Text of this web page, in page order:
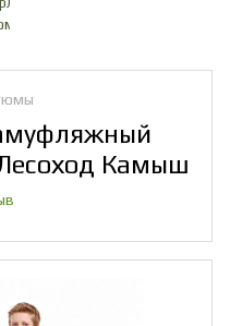
Камыш